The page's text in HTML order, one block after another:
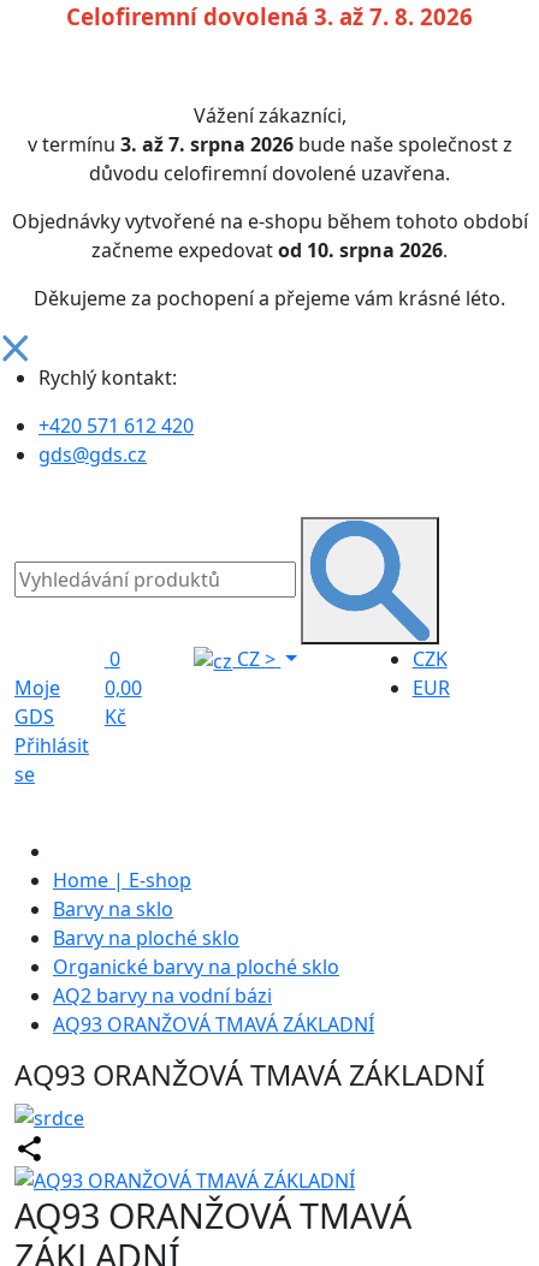
Celofiremní dovolená 3. až 7. 8. 2026
Vážení zákazníci,
v termínu 3. až 7. srpna 2026bude naše společnost z
důvodu celofiremní dovolené uzavřena.
Objednávky vytvořené na e-shopu během tohoto období
začneme expedovatod 10. srpna 2026.
Děkujeme za pochopení a přejeme vám krásné léto.
Rychlý kontakt:
+420 571 612 420
gds@gds.cz
Moje
GDS
Přihlásit
se
0
0,00
Kč
CZ>
CZK
EUR
Home | E-shop
Barvy na sklo
Barvy na ploché sklo
Organické barvy na ploché sklo
AQ2 barvy na vodní bázi
AQ93 ORANŽOVÁ TMAVÁ ZÁKLADNÍ
AQ93 ORANŽOVÁ TMAVÁ ZÁKLADNÍ
AQ93 ORANŽOVÁ TMAVÁ
ZÁKLADNÍ